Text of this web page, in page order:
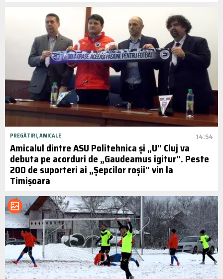
PREGĂTIRI, AMICALE 14:54
Amicalul dintre ASU Politehnica și „U” Cluj va
debuta pe acorduri de „Gaudeamus igitur”. Peste
200 de suporteri ai „Șepcilor roșii” vin la
Timișoara